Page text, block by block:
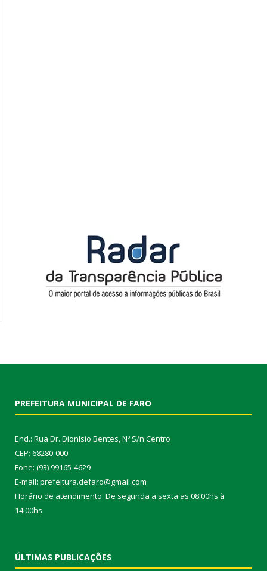
PREFEITURA MUNICIPAL DE FARO
End.: Rua Dr. Dionísio Bentes, Nº S/n Centro
CEP: 68280-000
Fone: (93) 99165-4629
E-mail: prefeitura.defaro@gmail.com
Horário de atendimento: De segunda a sexta as 08:00hs à
14:00hs
ÚLTIMAS PUBLICAÇÕES